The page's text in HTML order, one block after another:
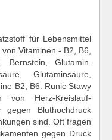
für Lebensmittel
Vitaminen - B2, B6,
Glutamin.
Glutaminsäure,
B2, B6. Runic Stawy
von Herz-Kreislauf-
gegen Bluthochdruck
sind. Oft fragen
gegen Druck